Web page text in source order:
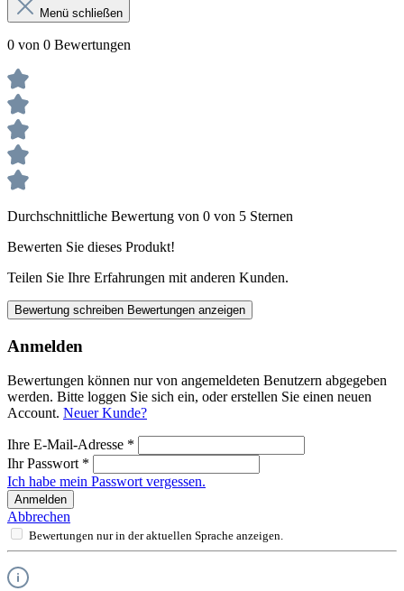
Menü schließen
0 von 0 Bewertungen
Durchschnittliche Bewertung von 0 von 5 Sternen
Bewerten Sie dieses Produkt!
Teilen Sie Ihre Erfahrungen mit anderen Kunden.
Bewertung schreiben Bewertungen anzeigen
Anmelden
Bewertungen können nur von angemeldeten Benutzern abgegeben
werden. Bitte loggen Sie sich ein, oder erstellen Sie einen neuen
Account. Neuer Kunde?
Ihre E-Mail-Adresse *
Ihr Passwort *
Ich habe mein Passwort vergessen.
Anmelden
Abbrechen
Bewertungen nur in der aktuellen Sprache anzeigen.